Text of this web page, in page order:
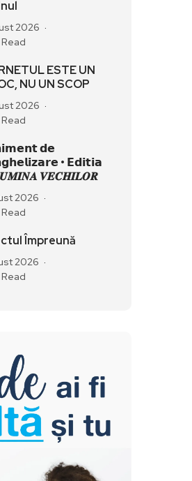
2026
Read
ESTE UN
NU UN SCOP
2026
Read
𝗱𝗲
• 𝗘𝗱𝗶𝘁𝗶𝗮
𝑽𝑬𝑪𝑯𝑰𝑳𝑶𝑹
2026
Read
Împreună
2026
Read